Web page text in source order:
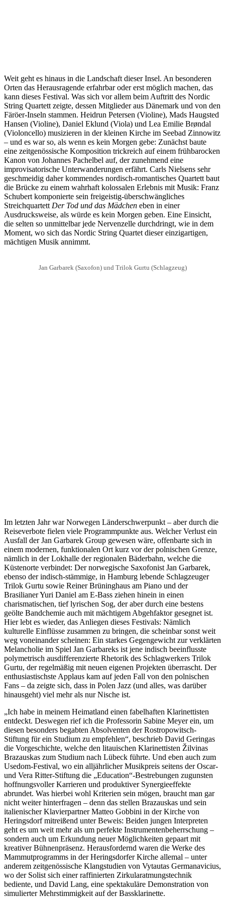
Weit geht es hinaus in die Landschaft dieser Insel. An besonderen
Orten das Herausragende erfahrbar oder erst möglich machen, das
kann dieses Festival. Was sich vor allem beim Auftritt des Nordic
String Quartett zeigte, dessen Mitglieder aus Dänemark und von den
Färöer-Inseln stammen. Heidrun Petersen (Violine), Mads Haugsted
Hansen (Violine), Daniel Eklund (Viola) und Lea Emilie Brøndal
(Violoncello) musizieren in der kleinen Kirche im Seebad Zinnowitz
– und es war so, als wenn es kein Morgen gebe: Zunächst baute
eine zeitgenössische Komposition trickreich auf einem frühbarocken
Kanon von Johannes Pachelbel auf, der zunehmend eine
improvisatorische Unterwanderungen erfährt. Carls Nielsens sehr
geschmeidig daher kommendes nordisch-romantisches Quartett baut
die Brücke zu einem wahrhaft kolossalen Erlebnis mit Musik: Franz
Schubert komponierte sein freigeistig-überschwängliches
Streichquartett Der Tod und das Mädchen eben in einer
Ausdrucksweise, als würde es kein Morgen geben. Eine Einsicht,
die selten so unmittelbar jede Nervenzelle durchdringt, wie in dem
Moment, wo sich das Nordic String Quartet dieser einzigartigen,
mächtigen Musik annimmt.
Jan Garbarek (Saxofon) und Trilok Gurtu (Schlagzeug)
Im letzten Jahr war Norwegen Länderschwerpunkt – aber durch die
Reiseverbote fielen viele Programmpunkte aus. Welcher Verlust ein
Ausfall der Jan Garbarek Group gewesen wäre, offenbarte sich in
einem modernen, funktionalen Ort kurz vor der polnischen Grenze,
nämlich in der Lokhalle der regionalen Bäderbahn, welche die
Küstenorte verbindet: Der norwegische Saxofonist Jan Garbarek,
ebenso der indisch-stämmige, in Hamburg lebende Schlagzeuger
Trilok Gurtu sowie Reiner Brüninghaus am Piano und der
Brasilianer Yuri Daniel am E-Bass ziehen hinein in einen
charismatischen, tief lyrischen Sog, der aber durch eine bestens
geölte Bandchemie auch mit mächtigem Abgehfaktor gesegnet ist.
Hier lebt es wieder, das Anliegen dieses Festivals: Nämlich
kulturelle Einflüsse zusammen zu bringen, die scheinbar sonst weit
weg voneinander scheinen: Ein starkes Gegengewicht zur verklärten
Melancholie im Spiel Jan Garbareks ist jene indisch beeinflusste
polymetrisch ausdifferenzierte Rhetorik des Schlagwerkers Trilok
Gurtu, der regelmäßig mit neuen eigenen Projekten überrascht. Der
enthusiastischste Applaus kam auf jeden Fall von den polnischen
Fans – da zeigte sich, dass in Polen Jazz (und alles, was darüber
hinausgeht) viel mehr als nur Nische ist.
„Ich habe in meinem Heimatland einen fabelhaften Klarinettisten
entdeckt. Deswegen rief ich die Professorin Sabine Meyer ein, um
diesen besonders begabten Absolventen der Rostropowitsch-
Stiftung für ein Studium zu empfehlen“, beschrieb David Geringas
die Vorgeschichte, welche den litauischen Klarinettisten Žilvinas
Brazauskas zum Studium nach Lübeck führte. Und eben auch zum
Usedom-Festival, wo ein alljährlicher Musikpreis seitens der Oscar-
und Vera Ritter-Stiftung die „Education“-Bestrebungen zugunsten
hoffnungsvoller Karrieren und produktiver Synergieeffekte
abrundet. Was hierbei wohl Kriterien sein mögen, braucht man gar
nicht weiter hinterfragen – denn das stellen Brazauskas und sein
italienischer Klavierpartner Matteo Gobbini in der Kirche von
Heringsdorf mitreißend unter Beweis: Beiden jungen Interpreten
geht es um weit mehr als um perfekte Instrumentenbeherrschung –
sondern auch um Erkundung neuer Möglichkeiten gepaart mit
kreativer Bühnenpräsenz. Herausfordernd waren die Werke des
Mammutprogramms in der Heringsdorfer Kirche allemal – unter
anderem zeitgenössische Klangstudien von Vytautas Germanavicius,
wo der Solist sich einer raffinierten Zirkularatmungstechnik
bediente, und David Lang, eine spektakuläre Demonstration von
simulierter Mehrstimmigkeit auf der Bassklarinette.